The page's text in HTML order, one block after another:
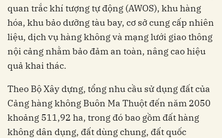
quan trắc khí tượng tự động (AWOS), khu hàng
hóa, khu bảo dưỡng tàu bay, cơ sở cung cấp nhiên
liệu, dịch vụ hàng không và mạng lưới giao thông
nội cảng nhằm bảo đảm an toàn, nâng cao hiệu
quả khai thác.
Theo Bộ Xây dựng, tổng nhu cầu sử dụng đất của
Cảng hàng không Buôn Ma Thuột đến năm 2050
khoảng 511,92 ha, trong đó bao gồm đất hàng
không dân dụng, đất dùng chung, đất quốc